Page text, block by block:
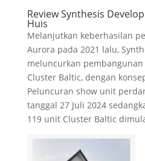
Review Synthesis
Huis
Melanjutkan keberhasilan
Aurora pada 2021 lalu,
meluncurkan
Cluster Baltic, dengan
Peluncuran show unit
tanggal 27 Juli 2024
119 unit Cluster Baltic